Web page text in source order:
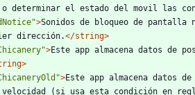
o determinar el estado del movil las
>Sonidos de bloqueo de pantalla
dirección.</string>
>Este app almacena datos de
>Este app almacena datos
velocidad (si usa esta condición en